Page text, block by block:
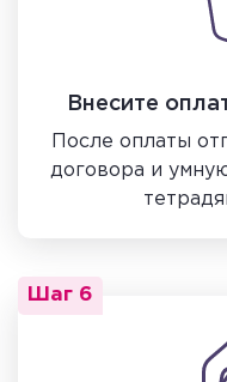
Внесите
После оплаты
договора и
Шаг 6